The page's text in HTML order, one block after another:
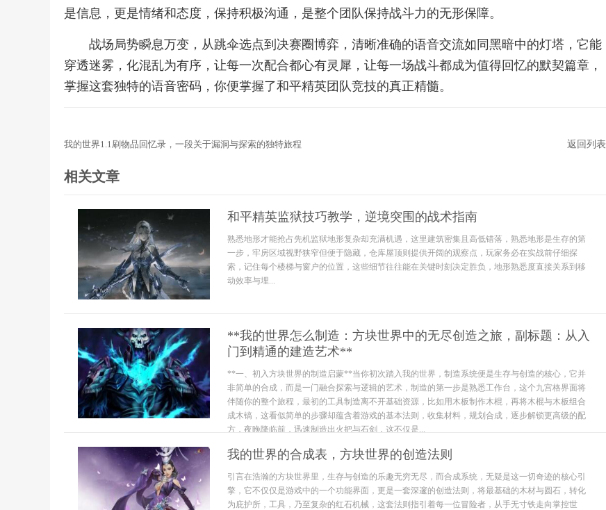
是信息，更是情绪和态度，保持积极沟通，是整个团队保持战斗力的无形保障。
战场局势瞬息万变，从跳伞选点到决赛圈博弈，清晰准确的语音交流如同黑暗中的灯塔，它能
穿透迷雾，化混乱为有序，让每一次配合都心有灵犀，让每一场战斗都成为值得回忆的默契篇章，
掌握这套独特的语音密码，你便掌握了和平精英团队竞技的真正精髓。
我的世界1.1刷物品回忆录，一段关于漏洞与探索的独特旅程 返回列表
相关文章
和平精英监狱技巧教学，逆境突围的战术指南
熟悉地形才能抢占先机监狱地形复杂却充满机遇，这里建筑密集且高低错落，熟悉地形是生存的第
一步，牢房区域视野狭窄但便于隐藏，仓库屋顶则提供开阔的观察点，玩家务必在实战前仔细探
索，记住每个楼梯与窗户的位置，这些细节往往能在关键时刻决定胜负，地形熟悉度直接关系到移
动效率与埋...
**我的世界怎么制造：方块世界中的无尽创造之旅，副标题：从入
门到精通的建造艺术**
**一、初入方块世界的制造启蒙**当你初次踏入我的世界，制造系统便是生存与创造的核心，它并
非简单的合成，而是一门融合探索与逻辑的艺术，制造的第一步是熟悉工作台，这个九宫格界面将
伴随你的整个旅程，最初的工具制造离不开基础资源，比如用木板制作木棍，再将木棍与木板组合
成木镐，这看似简单的步骤却蕴含着游戏的基本法则，收集材料，规划合成，逐步解锁更高级的配
方，夜晚降临前，迅速制造出火把与石剑，这不仅是...
我的世界的合成表，方块世界的创造法则
引言在浩瀚的方块世界里，生存与创造的乐趣无穷无尽，而合成系统，无疑是这一切奇迹的核心引
擎，它不仅仅是游戏中的一个功能界面，更是一套深邃的创造法则，将最基础的木材与圆石，转化
为庇护所，工具，乃至复杂的红石机械，这套法则指引着每一位冒险者，从手无寸铁走向掌控世